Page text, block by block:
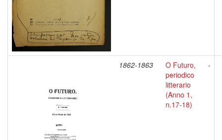
1862-1863
O Futuro,
periodico
litterario
(Anno 1,
n.17-18)
-